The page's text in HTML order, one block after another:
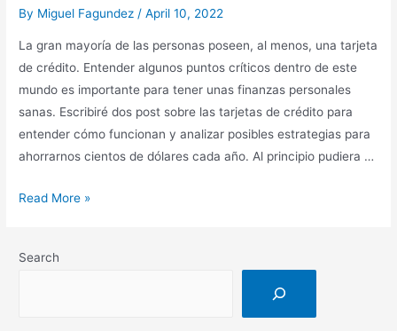
By Miguel Fagundez /April 10, 2022
La gran mayoría de las personas poseen, al menos, una tarjeta
de crédito. Entender algunos puntos críticos dentro de este
mundo es importante para tener unas finanzas personales
sanas. Escribiré dos post sobre las tarjetas de crédito para
entender cómo funcionan y analizar posibles estrategias para
ahorrarnos cientos de dólares cada año. Al principio pudiera …
Entendiendo
Tarjetas
Read More »
Search